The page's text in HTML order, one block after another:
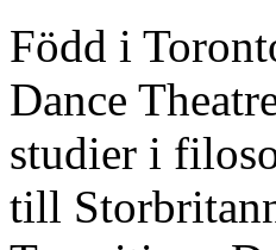
Född i
Dance
studier i
till